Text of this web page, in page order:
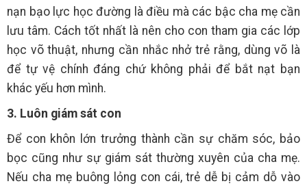
nạn bạo lực học đường là điều mà các bậc cha mẹ cần
lưu tâm. Cách tốt nhất là nên cho con tham gia các lớp
học võ thuật, nhưng cần nhắc nhở trẻ rằng, dùng võ là
để tự vệ chính đáng chứ không phải để bắt nạt bạn
khác yếu hơn mình.
3. Luôn giám sát con
Để con khôn lớn trưởng thành cần sự chăm sóc, bảo
bọc cũng như sự giám sát thường xuyên của cha mẹ.
Nếu cha mẹ buông lỏng con cái, trẻ dễ bị cảm dỗ vào